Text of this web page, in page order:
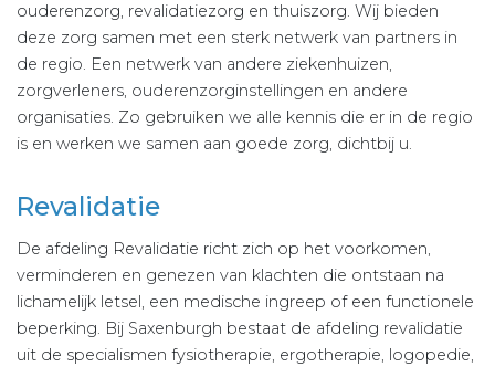
ouderenzorg, revalidatiezorg en thuiszorg. Wij bieden
deze zorg samen met een sterk netwerk van partners in
de regio. Een netwerk van andere ziekenhuizen,
zorgverleners, ouderenzorginstellingen en andere
organisaties. Zo gebruiken we alle kennis die er in de regio
is en werken we samen aan goede zorg, dichtbij u.
Revalidatie
De afdeling Revalidatie richt zich op het voorkomen,
verminderen en genezen van klachten die ontstaan na
lichamelijk letsel, een medische ingreep of een functionele
beperking. Bij Saxenburgh bestaat de afdeling revalidatie
uit de specialismen fysiotherapie, ergotherapie, logopedie,